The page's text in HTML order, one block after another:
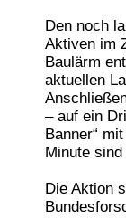
Den noch
Aktiven im
Baulärm
aktuellen
– auf ein
Banner“
Minute sind
Die Aktion